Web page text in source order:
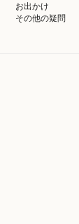
お出かけ
その他の疑問